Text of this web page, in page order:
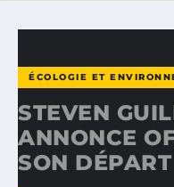
ÉCOLOGIE ET
STEVEN
ANNONCE
SON